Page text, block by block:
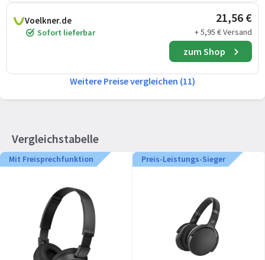
Voelkner.de
Sofort lieferbar
21,56 €
+ 5,95 € Versand
zum Shop
Weitere Preise vergleichen (11)
Vergleichstabelle
Mit Freisprechfunktion Preis-Leistungs-Sieger